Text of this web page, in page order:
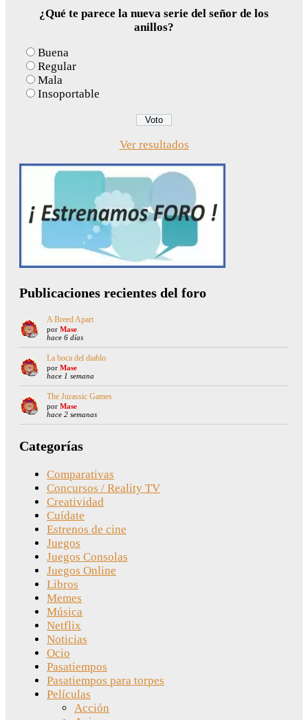
¿Qué te parece la nueva serie del señor de los
anillos?
Buena
Regular
Mala
Insoportable
Ver resultados
Publicaciones recientes del foro
A Breed Apart
por Mase
hace 6 días
La boca del diablo
por Mase
hace 1 semana
The Jurassic Games
por Mase
hace 2 semanas
Categorías
Comparativas
Concursos / Reality TV
Creatividad
Cuídate
Estrenos de cine
Juegos
Juegos Consolas
Juegos Online
Libros
Memes
Música
Netflix
Noticias
Ocio
Pasatiempos
Pasatiempos para torpes
Películas
Acción